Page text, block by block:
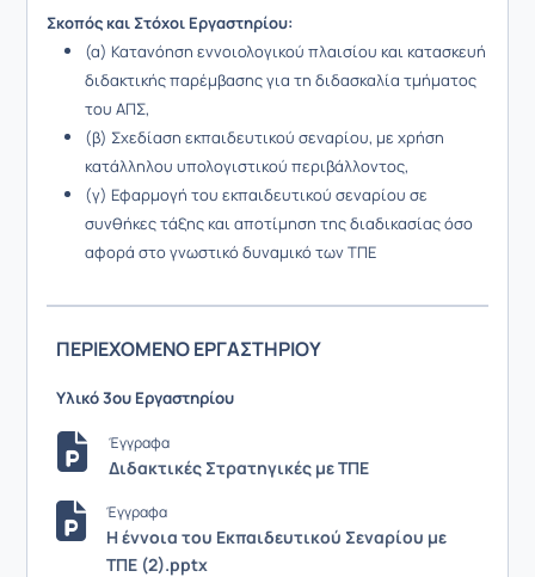
Σκοπός και Στόχοι Εργαστηρίου:
(α) Κατανόηση εννοιολογικού πλαισίου και κατασκευή
διδακτικής παρέμβασης για τη διδασκαλία τμήματος
του ΑΠΣ,
(β) Σχεδίαση εκπαιδευτικού σεναρίου, με χρήση
κατάλληλου υπολογιστικού περιβάλλοντος,
(γ) Εφαρμογή του εκπαιδευτικού σεναρίου σε
συνθήκες τάξης και αποτίμηση της διαδικασίας όσο
αφορά στο γνωστικό δυναμικό των ΤΠΕ
ΠΕΡΙΕΧΟΜΕΝΟ ΕΡΓΑΣΤΗΡΙΟΥ
Υλικό 3ου Εργαστηρίου
Έγγραφα
Διδακτικές Στρατηγικές με ΤΠΕ
Έγγραφα
Η έννοια του Εκπαιδευτικού Σεναρίου με
ΤΠΕ (2).pptx